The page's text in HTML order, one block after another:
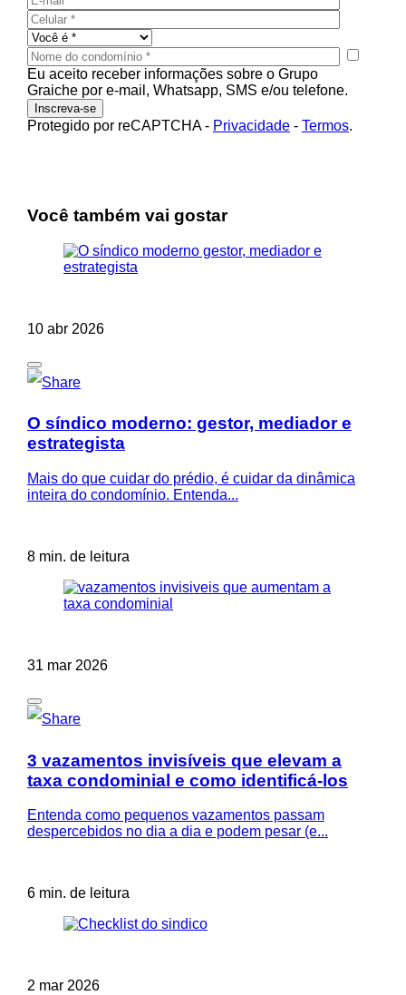
Eu aceito receber informações sobre o Grupo
Graiche por e-mail, Whatsapp, SMS e/ou telefone.
Protegido por reCAPTCHA- Privacidade - Termos.
Você também vai gostar
10 abr 2026
O síndico moderno: gestor, mediador e
estrategista
Mais do que cuidar do prédio, é cuidar da dinâmica
inteira do condomínio. Entenda...
8 min. de leitura
31 mar 2026
3 vazamentos invisíveis que elevam a
taxa condominial e como identificá-los
Entenda como pequenos vazamentos passam
despercebidos no dia a dia e podem pesar (e...
6 min. de leitura
2 mar 2026